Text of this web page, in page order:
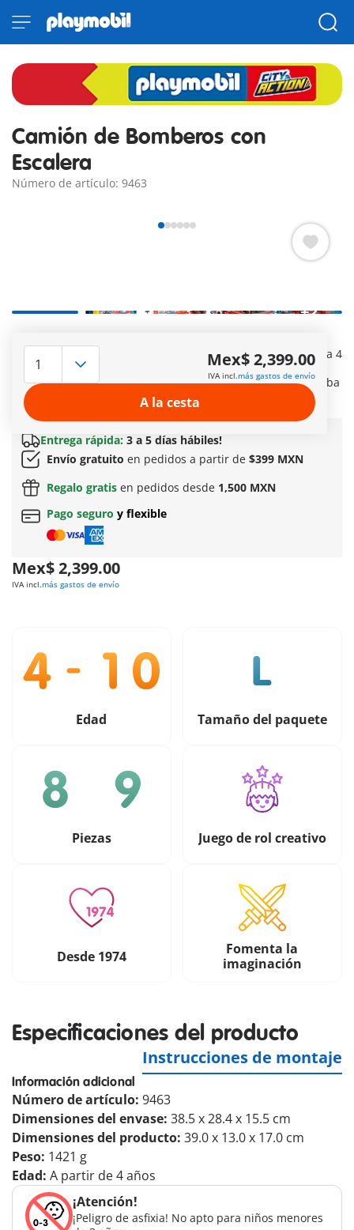
Camión de Bomberos con
Escalera
Número de artículo: 9463
+2
1,5 V pilas necesarias). Con soportes laterales. Hay sitio para 4
figuras en la cabina. Medidas 39 x 13 x 17 cm (LxPxA). Se
puede combinar con la referencia 9468 Bomberos con Bomba
de Agua.
Más información
Entrega rápida: 3 a 5 días hábiles!
Envío gratuito en pedidos a partir de $399 MXN
Regalo gratis en pedidos desde 1,500 MXN
Pago seguro y flexible
Mex$ 2,399.00
IVA incl.más gastos de envío
Mex$ 2,399.00
IVA incl.más gastos de envío
A la cesta
Edad Tamaño del paquete
Piezas Juego de rol creativo
Desde 1974
Fomenta la
imaginación
Especificaciones del producto
Instrucciones de montaje
Información adicional
Número de artículo: 9463
Dimensiones del envase: 38.5 x 28.4 x 15.5 cm
Dimensiones del producto: 39.0 x 13.0 x 17.0 cm
Peso: 1421 g
Edad: A partir de 4 años
¡Atención!
¡Peligro de asfixia! No apto para niños menores